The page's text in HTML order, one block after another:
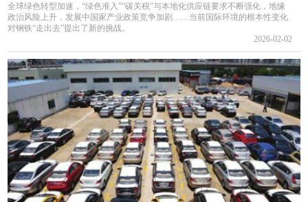
全球绿色转型加速，“绿色准入”“碳关税”与本地化供应链要求不断强化，地缘
政治风险上升，发展中国家产业政策竞争加剧……当前国际环境的根本性变化
对钢铁“走出去”提出了新的挑战。
2026-02-02